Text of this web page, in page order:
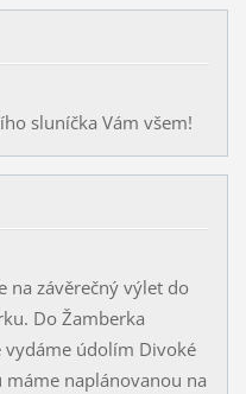
sluníčka Vám všem!
na závěrečný výlet do
Do Žamberka
vydáme údolím Divoké
naplánovanou na